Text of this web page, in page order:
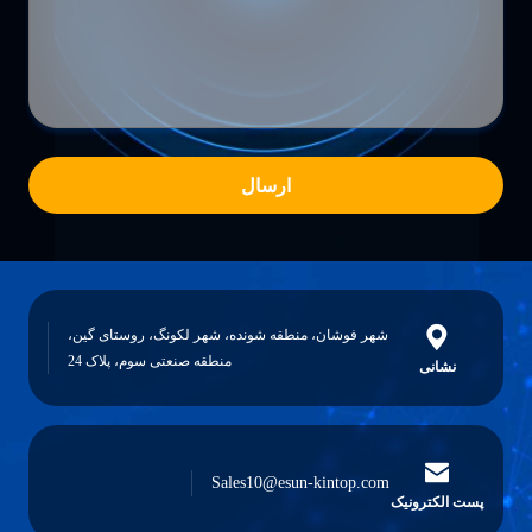
ارسال
نشانی
شهر فوشان، منطقه شونده، شهر لکونگ، روستای گین،
منطقه صنعتی سوم، پلاک 24
پست الکترونیک
Sales10@esun-kintop.com